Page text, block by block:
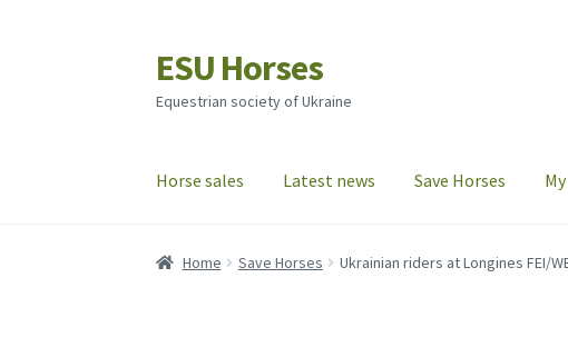
Skip
to
navigation
Skip
to
content
ESU Horses
Equestrian society of Ukraine
Horse sales Latest news Save Horses
Home Save Horses Ukrainian riders at Longines FEI/